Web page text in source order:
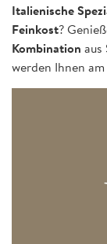
Italienische
Feinkost?
Kombination aus
werden Ihnen